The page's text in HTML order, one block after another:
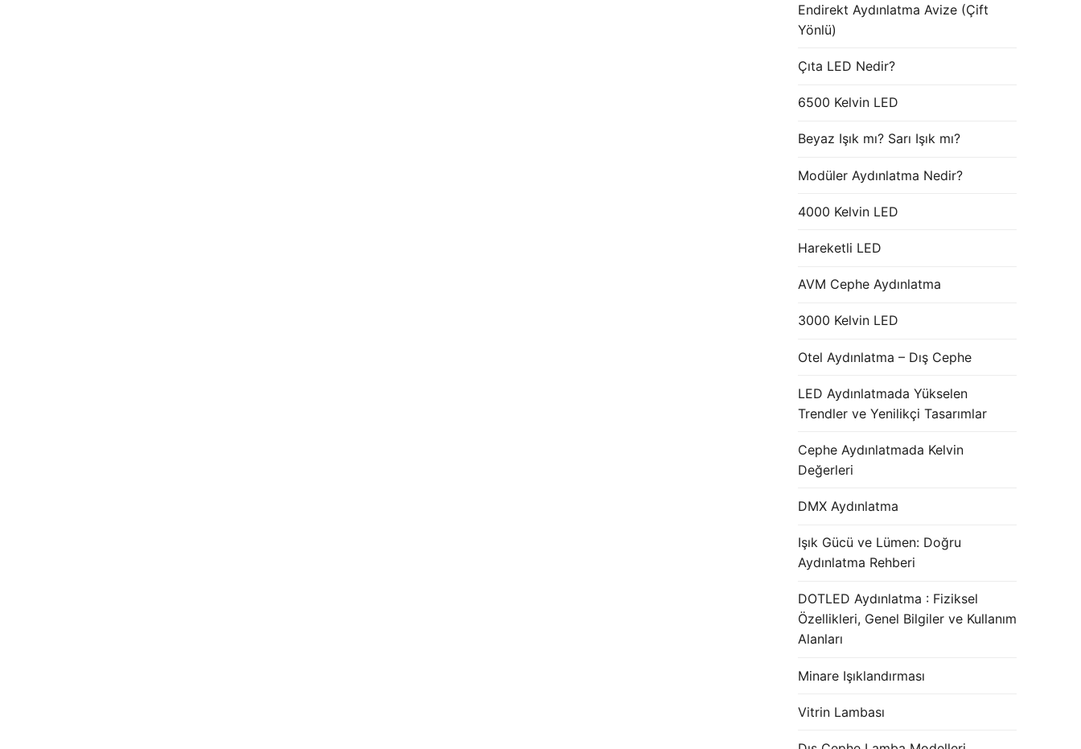
Endirekt Aydınlatma Avize (Çift
Yönlü)
Çıta LED Nedir?
6500 Kelvin LED
Beyaz Işık mı? Sarı Işık mı?
Modüler Aydınlatma Nedir?
4000 Kelvin LED
Hareketli LED
AVM Cephe Aydınlatma
3000 Kelvin LED
Otel Aydınlatma – Dış Cephe
LED Aydınlatmada Yükselen
Trendler ve Yenilikçi Tasarımlar
Cephe Aydınlatmada Kelvin
Değerleri
DMX Aydınlatma
Işık Gücü ve Lümen: Doğru
Aydınlatma Rehberi
DOTLED Aydınlatma : Fiziksel
Özellikleri, Genel Bilgiler ve Kullanım
Alanları
Minare Işıklandırması
Vitrin Lambası